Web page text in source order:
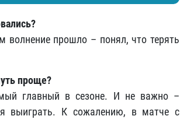
волнение прошло – понял, что терять
проще?
главный в сезоне. И не важно –
выиграть. К сожалению, в матче с